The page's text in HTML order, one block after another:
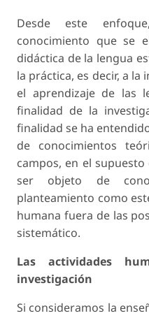
Desde este
conocimiento que se
didáctica de la lengua
la práctica, es decir, a la
el aprendizaje de las
finalidad de la
finalidad se ha
de conocimientos
campos, en el
ser objeto de
planteamiento como
humana fuera de las
sistemático.
Las actividades
investigación
Si consideramos la